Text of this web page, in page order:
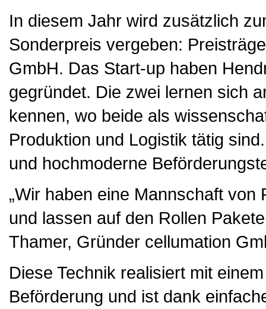
In diesem Jahr wird zusätzlich
Sonderpreis vergeben:
GmbH. Das Start-up haben
gegründet. Die zwei lernen sich
kennen, wo beide als
Produktion und Logistik tätig
und hochmoderne
„Wir haben eine Mannschaft
und lassen auf den Rollen
Thamer, Gründer cellumation
Diese Technik realisiert mit
Beförderung und ist dank